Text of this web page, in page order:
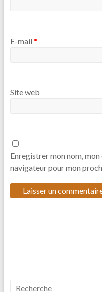
E-mail *
Site web
Enregistrer mon nom,
navigateur pour mon